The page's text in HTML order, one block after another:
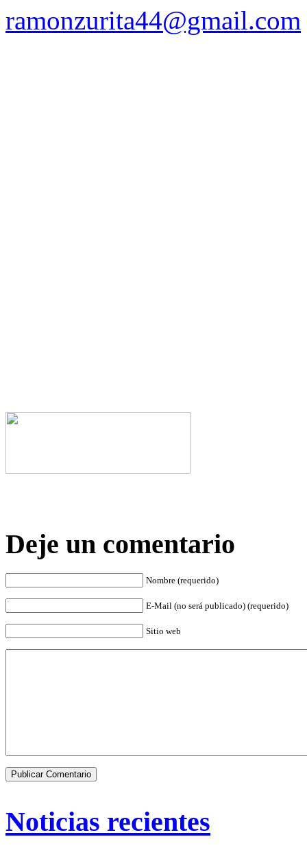
ramonzurita44@gmail.com
Deje un comentario
Nombre (requerido)
E-Mail (no será publicado) (requerido)
Sitio web
Noticias recientes